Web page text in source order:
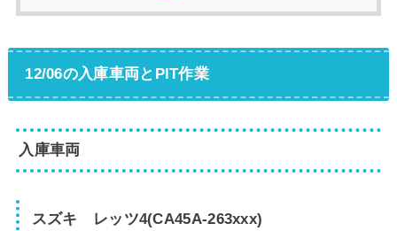
12/06の入庫車両とPIT作業
入庫車両
スズキ レッツ4(CA45A-263xxx)